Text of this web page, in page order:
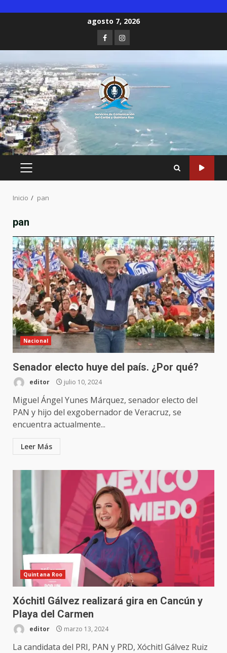
agosto 7, 2026
FacebookInstagram
MENÚ
Inicio pan
pan
Nacional
Senador electo huye del país. ¿Por qué?
editor julio 10, 2024
Miguel Ángel Yunes Márquez, senador electo del
PAN y hijo del exgobernador de Veracruz, se
encuentra actualmente...
Leer Más
Quintana Roo
Xóchitl Gálvez realizará gira en Cancún y
Playa del Carmen
editor marzo 13, 2024
La candidata del PRI, PAN y PRD, Xóchitl Gálvez Ruiz